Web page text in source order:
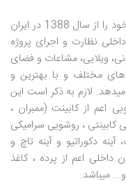
گروه مهندسی معماری سبک مدرن فعالیت خود را از سال 1388 در ایران
نظارت و اجرای پروژه
ویلایی، مشاعات و فضای
مختلف و با بهترین و
میدهد. لازم به ذکر است این
اعم از کابینت (ممبران ،
، روشویی سرامیکی
دکوراتیو و آینه تاچ و
اعم از پرده ، کاغذ
میباشد.